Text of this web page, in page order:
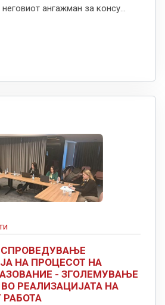
ангажман за консу...
СПРОВЕДУВАЊЕ
НА ПРОЦЕСОТ НА
- ЗГОЛЕМУВАЊЕ
РЕАЛИЗАЦИЈАТА НА